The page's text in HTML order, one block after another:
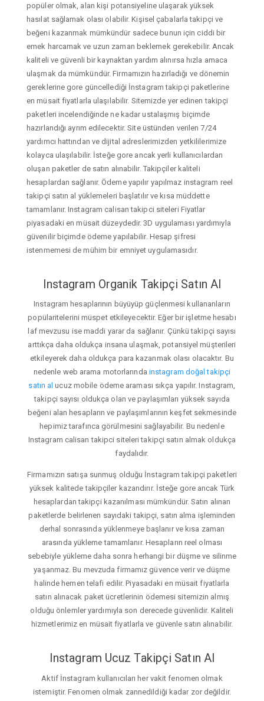
popüler olmak, alan kişi potansiyeline ulaşarak yüksek
hasılat sağlamak olası olabilir. Kişisel çabalarla takipçi ve
beğeni kazanmak mümkündür sadece bunun için ciddi bir
emek harcamak ve uzun zaman beklemek gerekebilir. Ancak
kaliteli ve güvenli bir kaynaktan yardım alınırsa hızla amaca
ulaşmak da mümkündür. Firmamızın hazırladığı ve dönemin
gereklerine gore güncellediği İnstagram takipçi paketlerine
en müsait fiyatlarla ulaşılabilir. Sitemizde yer edinen takipçi
paketleri incelendiğinde ne kadar ustalaşmış biçimde
hazırlandığı ayrım edilecektir. Site üstünden verilen 7/24
yardımcı hattından ve dijital adreslerimizden yetkililerimize
kolayca ulaşılabilir. İsteğe gore ancak yerli kullanıcılardan
oluşan paketler de satın alınabilir. Takipçiler kaliteli
hesaplardan sağlanır. Ödeme yapılır yapılmaz instagram reel
takipçi satın al yüklemeleri başlatılır ve kısa müddette
tamamlanır. Instagram calisan takipci siteleri Fiyatlar
piyasadaki en müsait düzeydedir. 3D uygulaması yardımıyla
güvenilir biçimde ödeme yapılabilir. Hesap şifresi
istenmemesi de mühim bir emniyet uygulamasıdır.
Instagram Organik Takipçi Satın Al
Instagram hesaplarının büyüyüp güçlenmesi kullananların
popülaritelerini müspet etkileyecektir. Eğer bir işletme hesabı
laf mevzusu ise maddi yarar da sağlanır. Çünkü takipçi sayısı
arttıkça daha oldukça insana ulaşmak, potansiyel müşterileri
etkileyerek daha oldukça para kazanmak olası olacaktır. Bu
nedenle web arama motorlarında instagram doğal takipçi
satın al ucuz mobile ödeme araması sıkça yapılır. Instagram,
takipçi sayısı oldukça olan ve paylaşımları yüksek sayıda
beğeni alan hesapların ve paylaşımlarının keşfet sekmesinde
hepimiz tarafınca görülmesini sağlayabilir. Bu nedenle
Instagram calisan takipci siteleri takipçi satın almak oldukça
faydalıdır.
Firmamızın satışa sunmuş olduğu İnstagram takipçi paketleri
yüksek kalitede takipçiler kazandırır. İsteğe gore ancak Türk
hesaplardan takipçi kazanılması mümkündür. Satın alınan
paketlerde belirlenen sayıdaki takipçi, satın alma işleminden
derhal sonrasında yüklenmeye başlanır ve kısa zaman
arasında yükleme tamamlanır. Hesapların reel olması
sebebiyle yükleme daha sonra herhangi bir düşme ve silinme
yaşanmaz. Bu mevzuda firmamız güvence verir ve düşme
halinde hemen telafi edilir. Piyasadaki en müsait fiyatlarla
satın alınacak paket ücretlerinin ödemesi sitemizin almış
olduğu önlemler yardımıyla son derecede güvenlidir. Kaliteli
hizmetlerimiz en müsait fiyatlarla ve güvenle satın alınabilir.
Instagram Ucuz Takipçi Satın Al
Aktif İnstagram kullanıcıları her vakit fenomen olmak
istemiştir. Fenomen olmak zannedildiği kadar zor değildir.